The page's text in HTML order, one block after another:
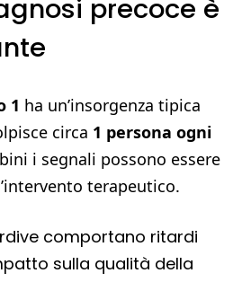
precoce è
1 ha un’insorgenza tipica
circa 1 persona ogni
i segnali possono essere
terapeutico.
comportano ritardi
sulla qualità della